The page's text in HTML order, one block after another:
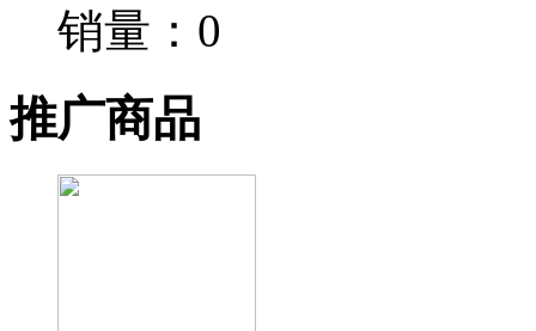
销量：0
推广商品